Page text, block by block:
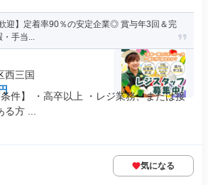
迎】定着率90％の安定企業◎ 賞与年3回＆完
・手当...
西三国
件】 ・高卒以上 ・レジ業務、または接
方 ...
気になる